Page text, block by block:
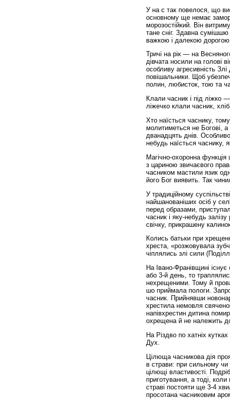
У на с так повелося, що
основному ще немає
морозостійкий. Він
тане сніг. Здавна сумішшю
важкою і далекою
Тричі на рік — на
дівчата носили на голові
особливу агресивність
повішальники. Щоб
полин, любисток, тою та
Клали часник і під ліжко
ліжечко клали часник, хліб
Хто наїсться часнику,
молитиметься не Богові, а
дванадцять днів.
небудь наїсться часнику,
Магічно-охоронна функція
з цариною звичаєвого
часником мастили язик
його Бог виявить. Так
У традиційному
найшанованіших осіб у
перед образами,
часник і яку-небудь
свічку, прикрашену
Колись батьки при
хреста, «розжовувала
чіплялись злі сили
На Івано-Франівщині
або 3-й день, то
нехрещеними. Тому й
шо приймала пологи.
часник. Прийнявши
хрестила немовля
напівхрестин дитина
охрещена й не належить
На Різдво по хатніх
Дух.
Цілюща часникова дія
в страви: при сильному чи
цілющі властивості.
приготування, а тоді,
страві постояти ще 3-4
просотана часниковим